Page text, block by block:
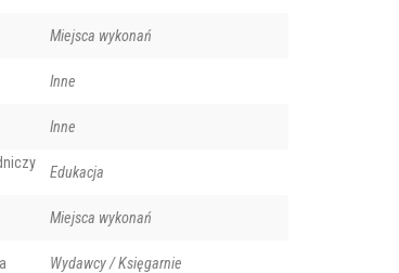
Miejsca wykonań
Inne
Inne
Edukacja
Miejsca wykonań
Wydawcy / Księgarnie